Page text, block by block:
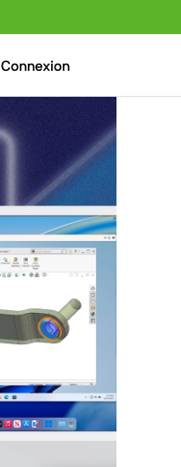
Connexion